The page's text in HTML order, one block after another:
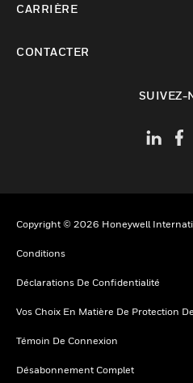
CARRIÈRE
CONTACTER
SUIVEZ-
Copyright © 2026 Honeywell
Conditions
Déclarations De Confidentialité
Vos Choix En Matière De Protection
Témoin De Connexion
Désabonnement Complet